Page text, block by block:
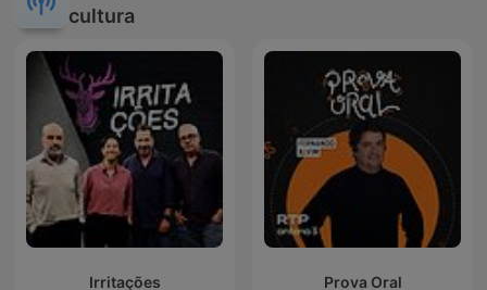
cultura
Irritações Prova Oral